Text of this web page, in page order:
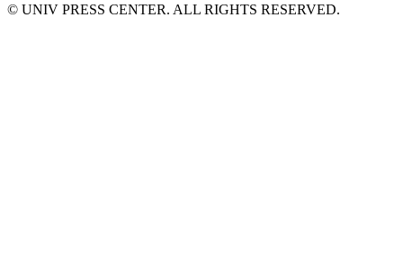
© UNIV PRESS CENTER. ALL RIGHTS RESERVED.